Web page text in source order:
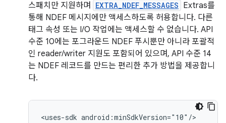
스패치만 지원하며
EXTRA_NDEF_MESSAGES Extras를
통해 NDEF 메시지에만 액세스하도록 허용합니다. 다른
태그 속성 또는 I/O 작업에는 액세스할 수 없습니다. API
수준 10에는 포그라운드 NDEF 푸시뿐만 아니라 포괄적
인 reader/writer 지원도 포함되어 있으며, API 수준 14
는 NDEF 레코드를 만드는 편리한 추가 방법을 제공합니
다.
<uses-sdk android:minSdkVersion="10"/>